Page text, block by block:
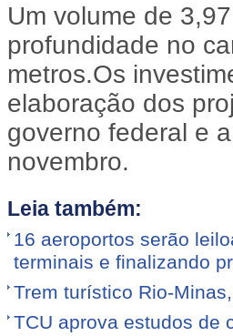
Um volume de
profundidade no
metros.Os
elaboração dos
governo federal e
novembro.
Leia também:
16 aeroportos serão
terminais e finalizando
Trem turístico Rio-
TCU aprova estudos de